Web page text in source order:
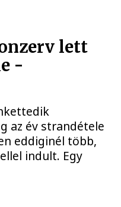
lett
-
az év strandétele
eddiginél több,
indult. Egy